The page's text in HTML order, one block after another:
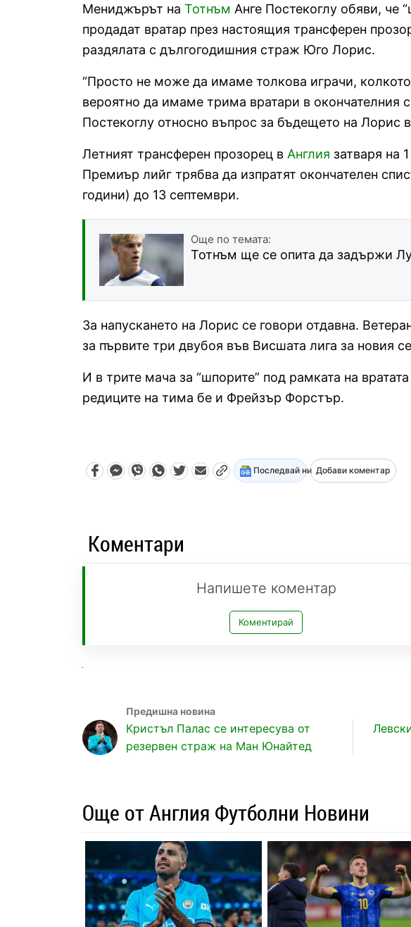
Мениджърът на Тотнъм Анге Постекоглу обяви, че
продадат вратар през настоящия трансферен
раздялата с дългогодишния страж Юго Лорис.
“Просто не може да имаме толкова играчи,
вероятно да имаме трима вратари в окончателния
Постекоглу относно въпрос за бъдещето на Лорис
Летният трансферен прозорец в Англия затваря на
Премиър лийг трябва да изпратят окончателен
години) до 13 септември.
Още по темата:
Тотнъм ще се опита да задържи
За напускането на Лорис се говори отдавна.
за първите три двубоя във Висшата лига за новия
И в трите мача за “шпорите” под рамката на
редиците на тима бе и Фрейзър Форстър.
Последвай ни Добави коментар
Коментари
Напишете коментар
Коментирай
Кристъл Палас се интересува от
резервен страж на Ман Юнайтед
Още от Англия Футболни Новини